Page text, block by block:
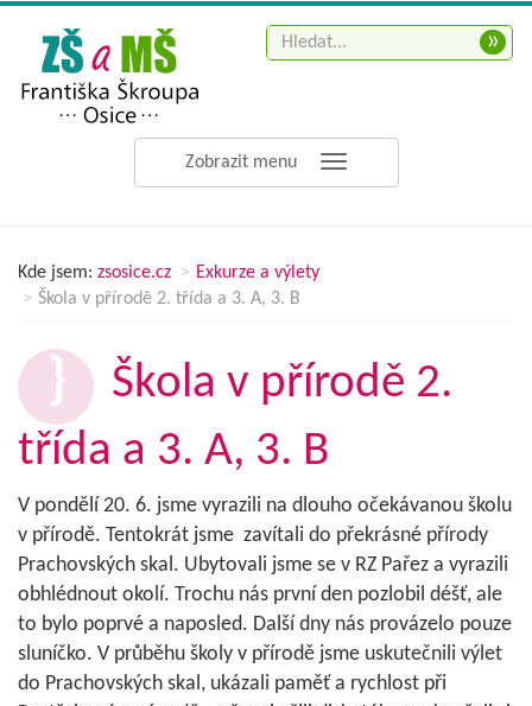
Zobrazit menu
»
Kde jsem: zsosice.cz
Exkurze a výlety
Škola v přírodě 2. třída a 3. A, 3. B
Škola v přírodě 2.
třída a 3. A, 3. B
V pondělí 20. 6. jsme vyrazili na dlouho očekávanou školu
v přírodě. Tentokrát jsme zavítali do překrásné přírody
Prachovských skal. Ubytovali jsme se v RZ Pařez a vyrazili
obhlédnout okolí. Trochu nás první den pozlobil déšť, ale
to bylo poprvé a naposled. Další dny nás provázelo pouze
sluníčko. V průběhu školy v přírodě jsme uskutečnili výlet
do Prachovských skal, ukázali paměť a rychlost při